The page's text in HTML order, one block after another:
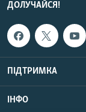
ДОЛУЧАЙСЯ!
ПІДТРИМКА
ІНФО